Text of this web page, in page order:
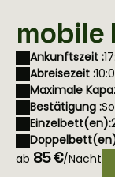
mobile
Ankunftszeit :
Abreisezeit :
Maximale
Bestätigung :
Einzelbett(en):
ab 85 €/Nacht